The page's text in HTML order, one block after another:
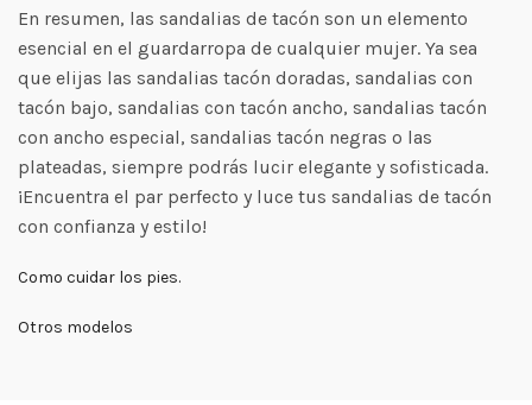
En resumen, las sandalias de tacón son un elemento
esencial en el guardarropa de cualquier mujer. Ya sea
que elijas las sandalias tacón doradas, sandalias con
tacón bajo, sandalias con tacón ancho, sandalias tacón
con ancho especial, sandalias tacón negras o las
plateadas, siempre podrás lucir elegante y sofisticada.
¡Encuentra el par perfecto y luce tus sandalias de tacón
con confianza y estilo!
Como cuidar los pies.
Otros modelos